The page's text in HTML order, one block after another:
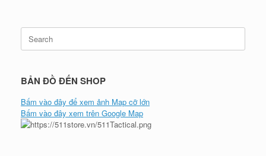
Search
for:
BẢN ĐỒ ĐẾN SHOP
Bấm vào đây để xem ảnh Map cỡ lớn
Bấm vào đây xem trên Google Map